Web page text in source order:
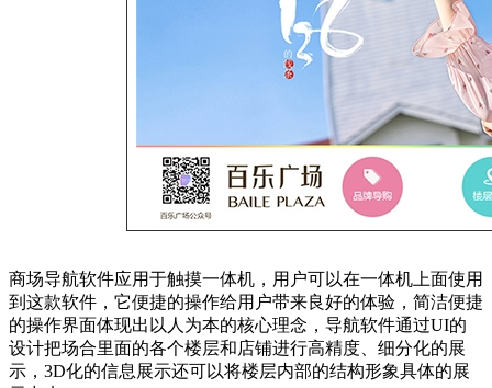
商场导航软件应用于触摸一体机，用户可以在一体机上面使用
到这款软件，它便捷的操作给用户带来良好的体验，简洁便捷
的操作界面体现出以人为本的核心理念，导航软件通过UI的
设计把场合里面的各个楼层和店铺进行高精度、细分化的展
示，3D化的信息展示还可以将楼层内部的结构形象具体的展